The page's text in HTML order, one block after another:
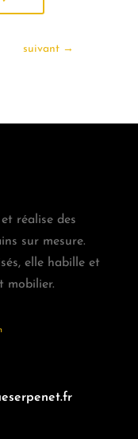
suivant →
réalise des
sur mesure.
elle habille et
mobilier.